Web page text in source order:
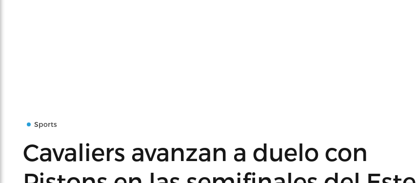
Sports
Cavaliers avanzan a duelo con